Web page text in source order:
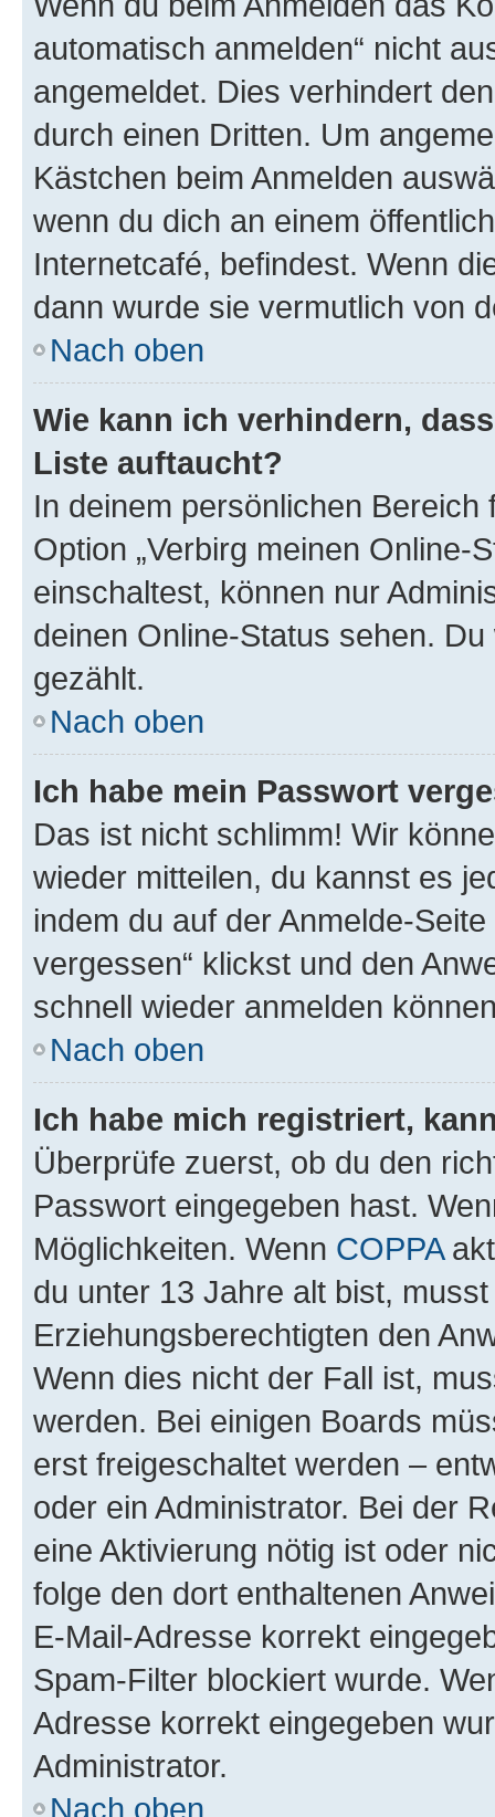
automatisch anmelden“ nicht
angemeldet. Dies verhindert
durch einen Dritten. Um
Kästchen beim Anmelden
wenn du dich an einem
Internetcafé, befindest. Wenn
dann wurde sie vermutlich von
Nach oben
Wie kann ich verhindern,
Liste auftaucht?
In deinem persönlichen
Option „Verbirg meinen Online-
einschaltest, können nur
deinen Online-Status sehen.
gezählt.
Nach oben
Ich habe mein Passwort
Das ist nicht schlimm! Wir
wieder mitteilen, du kannst es
indem du auf der Anmelde-
vergessen“ klickst und den
schnell wieder anmelden
Nach oben
Ich habe mich registriert,
Überprüfe zuerst, ob du den
Passwort eingegeben hast.
Möglichkeiten. Wenn COPPA
du unter 13 Jahre alt bist,
Erziehungsberechtigten den
Wenn dies nicht der Fall ist,
werden. Bei einigen Boards
erst freigeschaltet werden –
oder ein Administrator. Bei der
eine Aktivierung nötig ist oder
folge den dort enthaltenen
E-Mail-Adresse korrekt
Spam-Filter blockiert wurde.
Adresse korrekt eingegeben
Administrator.
Nach oben